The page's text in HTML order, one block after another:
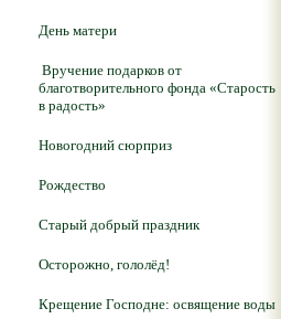
День матери
Вручение подарков от
благотворительного фонда «Старость
в радость»
Новогодний сюрприз
Рождество
Старый добрый праздник
Осторожно, гололёд!
Крещение Господне: освящение воды